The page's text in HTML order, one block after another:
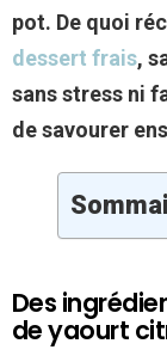
pot. De quoi
dessert frais,
sans stress ni
de savourer
Des
de yaourt